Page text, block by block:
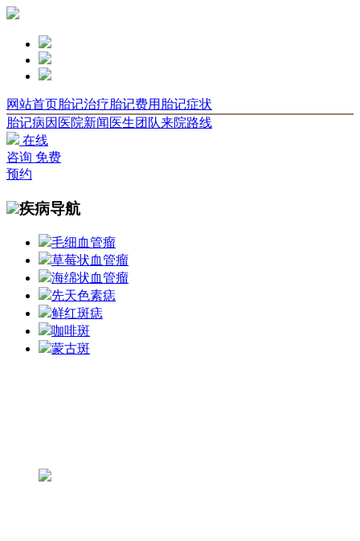
网站首页胎记治疗胎记费用 胎记症状
胎记病因 医院新闻 医生团队来院路线
在线
咨询 免费
预约
疾病导航
毛细血管瘤
草莓状血管瘤
海绵状血管瘤
先天色素痣
鲜红斑痣
咖啡斑
蒙古斑